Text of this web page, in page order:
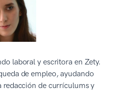
laboral y escritora en Zety.
de empleo, ayudando
redacción de currículums y